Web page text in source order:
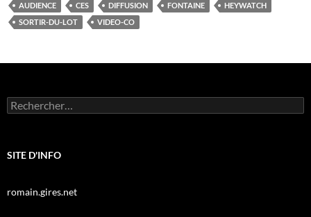
AUDIENCE CES DIFFUSION FONTAINE
HEYWATCH
SORTIR-DU-LOT
VIDEO-CO
Rechercher :
SITE D'INFO
romain.gires.net